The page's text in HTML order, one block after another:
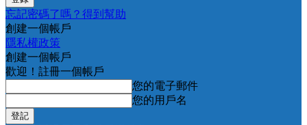
忘記密碼了嗎？得到幫助
創建一個帳戶
隱私權政策
創建一個帳戶
歡迎！註冊一個帳戶
您的電子郵件
您的用戶名